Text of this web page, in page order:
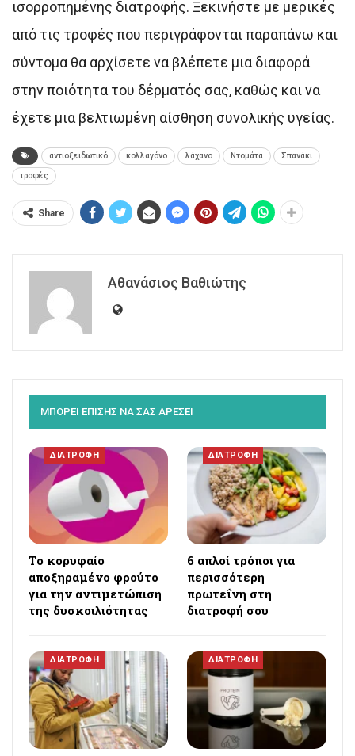
ισορροπημένης διατροφής. Ξεκινήστε με μερικές
από τις τροφές που περιγράφονται παραπάνω και
σύντομα θα αρχίσετε να βλέπετε μια διαφορά
στην ποιότητα του δέρματός σας, καθώς και να
έχετε μια βελτιωμένη αίσθηση συνολικής υγείας.
αντιοξειδωτικό κολλαγόνο λάχανο Ντομάτα Σπανάκι
τροφές
Share
Αθανάσιος Βαθιώτης
ΜΠΟΡΕΙ ΕΠΙΣΗΣ ΝΑ ΣΑΣ ΑΡΕΣΕΙ
ΔΙΑΤΡΟΦΗ
Το κορυφαίο
αποξηραμένο φρούτο
για την αντιμετώπιση
της δυσκοιλιότητας
ΔΙΑΤΡΟΦΗ
6 απλοί τρόποι για
περισσότερη
πρωτεΐνη στη
διατροφή σου
ΔΙΑΤΡΟΦΗ ΔΙΑΤΡΟΦΗ